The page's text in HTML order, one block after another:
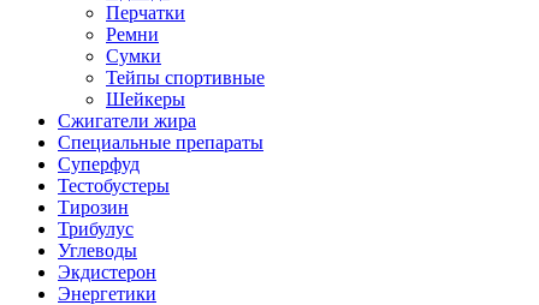
Перчатки
Ремни
Сумки
Тейпы спортивные
Шейкеры
Сжигатели жира
Специальные препараты
Суперфуд
Тестобустеры
Тирозин
Трибулус
Углеводы
Экдистерон
Энергетики